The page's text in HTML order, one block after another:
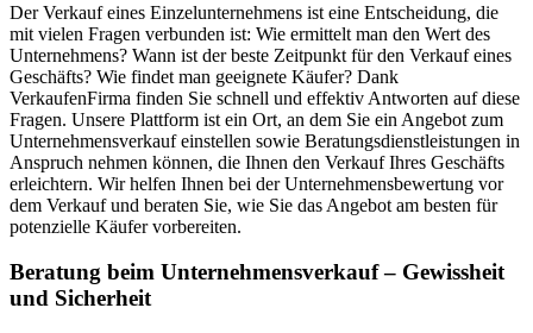
Der Verkauf eines Einzelunternehmens ist eine Entscheidung, die
mit vielen Fragen verbunden ist: Wie ermittelt man den Wert des
Unternehmens? Wann ist der beste Zeitpunkt für den Verkauf eines
Geschäfts? Wie findet man geeignete Käufer? Dank
VerkaufenFirma finden Sie schnell und effektiv Antworten auf diese
Fragen. Unsere Plattform ist ein Ort, an dem Sie ein Angebot zum
Unternehmensverkauf einstellen sowie Beratungsdienstleistungen in
Anspruch nehmen können, die Ihnen den Verkauf Ihres Geschäfts
erleichtern. Wir helfen Ihnen bei der Unternehmensbewertung vor
dem Verkauf und beraten Sie, wie Sie das Angebot am besten für
potenzielle Käufer vorbereiten.
Beratung beim Unternehmensverkauf – Gewissheit
und Sicherheit